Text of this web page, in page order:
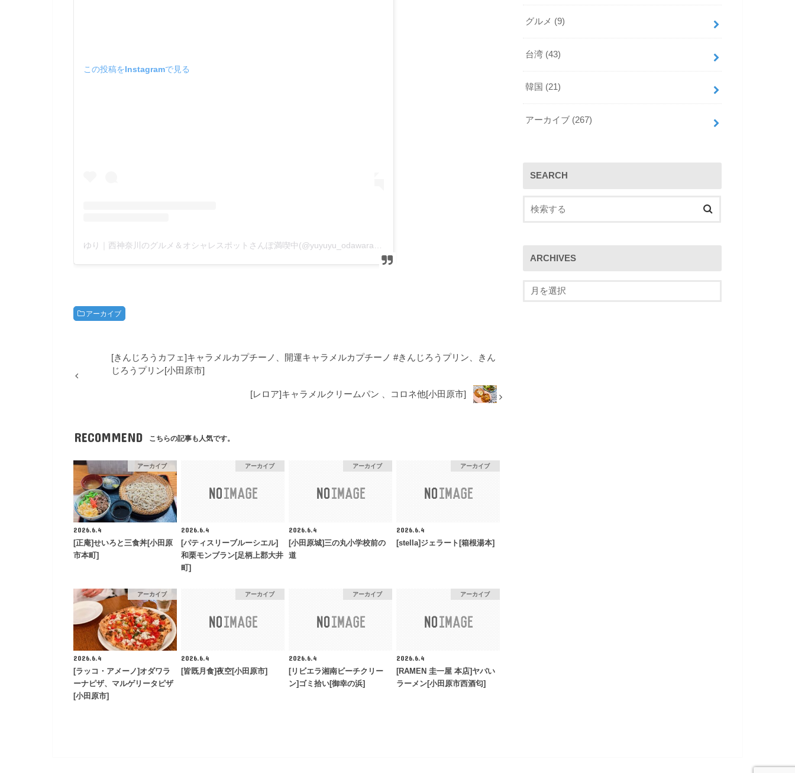
この投稿をInstagramで見る
アーカイブ
[きんじろうカフェ]キャラメルカプチーノ、開運キャラメルカプチーノ #きんじろうプリン、きん
じろうプリン[小田原市]
[レロア]キャラメルクリームパン 、コロネ他[小田原市]
RECOMMEND こちらの記事も人気です。
アーカイブ
2026.6.4
[正庵]せいろと三食丼[小田原
市本町]
アーカイブ
2026.6.4
[パティスリーブルーシエル]
和栗モンブラン[足柄上郡大井
町]
アーカイブ
2026.6.4
[小田原城]三の丸小学校前の
道
アーカイブ
2026.6.4
[stella]ジェラート[箱根湯本]
アーカイブ
2026.6.4
[ラッコ・アメーノ]オダワラ
ーナピザ、マルゲリータピザ
[小田原市]
アーカイブ
2026.6.4
[皆既月食]夜空[小田原市]
アーカイブ
2026.6.4
[リビエラ湘南ビーチクリー
ン]ゴミ拾い[御幸の浜]
アーカイブ
2026.6.4
[RAMEN 圭一屋 本店]ヤバい
ラーメン[小田原市西酒匂]
d g
m
グルメ (9)
台湾 (43)
韓国 (21)
アーカイブ (267)
SEARCH
ARCHIVES